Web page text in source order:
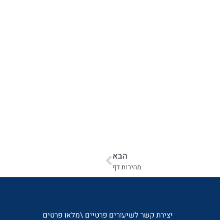
הבא
מהירות דף
יצירת קשר לשיעורים פרטיים \מלאו פרטים